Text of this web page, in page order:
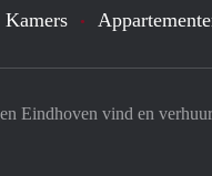
Eindhoven vind en
Kamers